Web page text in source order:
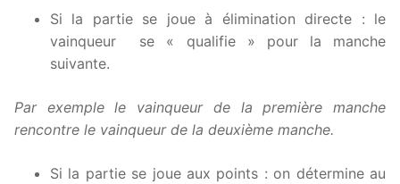
Si la partie se joue à élimination directe : le
vainqueur se « qualifie » pour la manche
suivante.
Par exemple le vainqueur de la première manche
rencontre le vainqueur de la deuxième manche.
Si la partie se joue aux points : on détermine au